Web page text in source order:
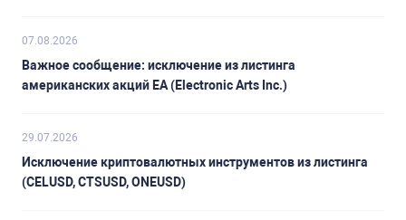
07.08.2026
Важное сообщение: исключение из листинга
американских акций EA (Electronic Arts Inc.)
29.07.2026
Исключение криптовалютных инструментов из листинга
(CELUSD, CTSUSD, ONEUSD)